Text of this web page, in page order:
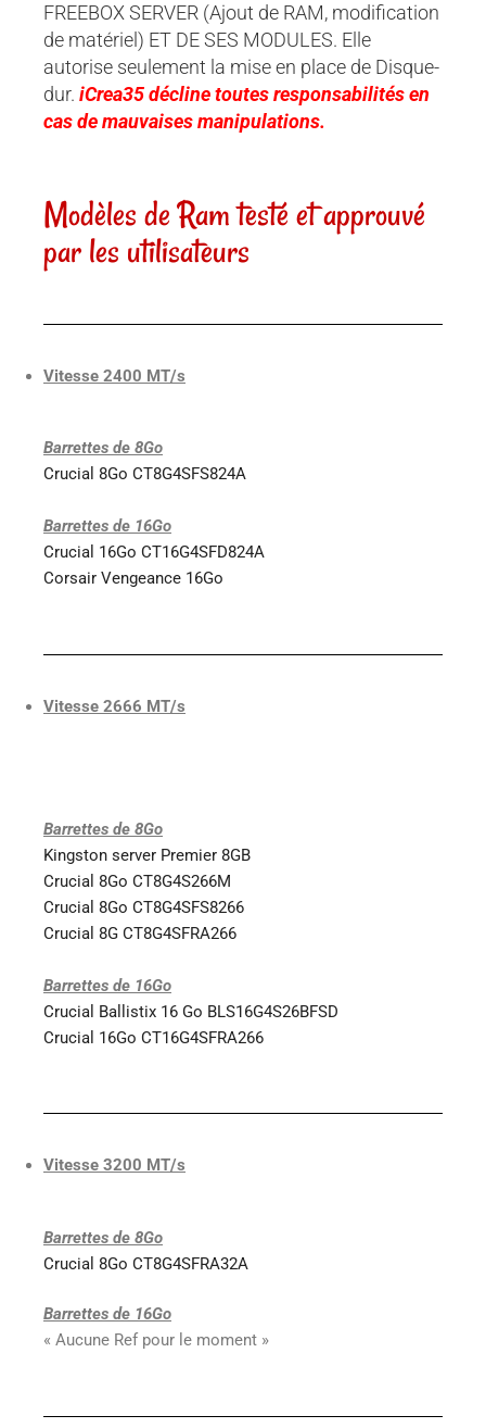
FREEBOX SERVER (Ajout de RAM, modification
de matériel) ET DE SES MODULES. Elle
autorise seulement la mise en place de Disque-
dur. iCrea35 décline toutes responsabilités en
cas de mauvaises manipulations.
Modèles de Ram testé et approuvé
par les utilisateurs
Vitesse 2400 MT/s
Barrettes de 8Go
Crucial 8Go CT8G4SFS824A
Barrettes de 16Go
Crucial 16Go CT16G4SFD824A
Corsair Vengeance 16Go
Vitesse 2666 MT/s
Barrettes de 8Go
Kingston server Premier 8GB
Crucial 8Go CT8G4S266M
Crucial 8Go CT8G4SFS8266
Crucial 8G CT8G4SFRA266
Barrettes de 16Go
Crucial Ballistix 16 Go BLS16G4S26BFSD
Crucial 16Go CT16G4SFRA266
Vitesse 3200 MT/s
Barrettes de 8Go
Crucial 8Go CT8G4SFRA32A
Barrettes de 16Go
« Aucune Ref pour le moment »